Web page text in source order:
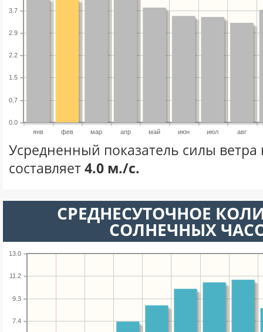
янв фев мар апр май июн июл авг
0.0
0.7
1.5
2.2
2.9
3.7
Усредненный показатель силы ветра
составляет4.0 м./с.
СРЕДНЕСУТОЧНОЕ
СОЛНЕЧНЫХ
7.4
9.3
11.2
13.0